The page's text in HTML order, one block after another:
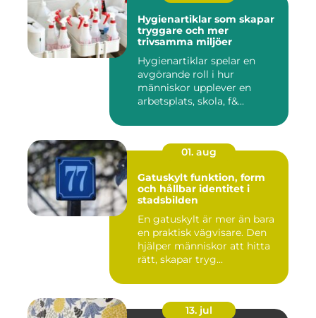
Hygienartiklar som skapar
tryggare och mer
trivsamma miljöer
Hygienartiklar spelar en
avgörande roll i hur
människor upplever en
arbetsplats, skola, f&...
01. aug
Gatuskylt funktion, form
och hållbar identitet i
stadsbilden
En gatuskylt är mer än bara
en praktisk vägvisare. Den
hjälper människor att hitta
rätt, skapar tryg...
13. jul